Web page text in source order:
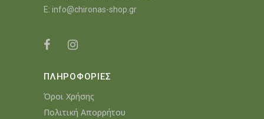
E: info@chironas-shop.gr
ΠΛΗΡΟΦΟΡΙΕΣ
Όροι Χρήσης
Πολιτική Απορρήτου